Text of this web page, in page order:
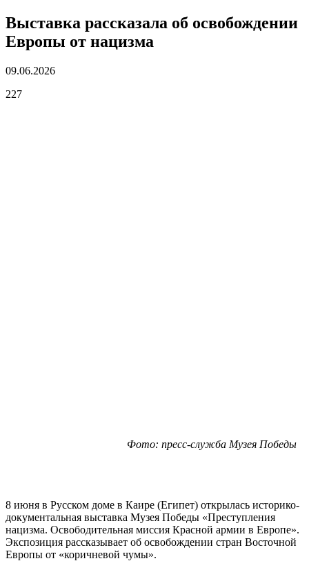
Выставка рассказала об освобождении
Европы от нацизма
09.06.2026
227
Фото: пресс-служба Музея Победы
8 июня в Русском доме в Каире (Египет) открылась историко-
документальная выставка Музея Победы «Преступления
нацизма. Освободительная миссия Красной армии в Европе».
Экспозиция рассказывает об освобождении стран Восточной
Европы от «коричневой чумы».